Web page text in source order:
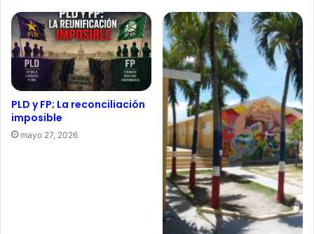
PLD y FP; La reconciliación
imposible
mayo 27, 2026